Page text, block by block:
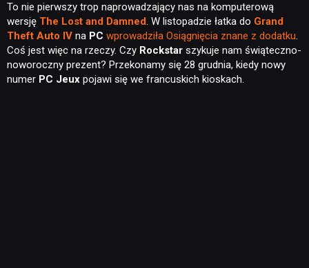
To nie pierwszy trop naprowadzający nas na komputerową
wersję The Lost and Damned. W listopadzie łatka do Grand
Theft Auto IV na PC wprowadziła Osiągnięcia znane z dodatku.
Coś jest więc na rzeczy. Czy Rockstar szykuje nam świąteczno-
noworoczny prezent? Przekonamy się 28 grudnia, kiedy nowy
numer PC Jeux pojawi się we francuskich kioskach.